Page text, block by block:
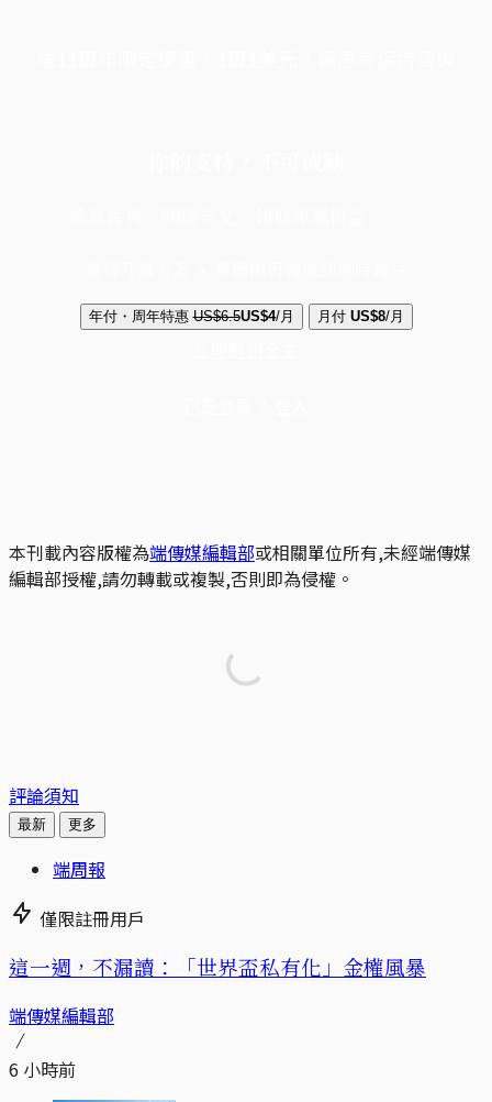
年付・周年特惠 US$6.5US$4/月 月付 US$8/月
本刊載內容版權為端傳媒編輯部或相關單位所有,未經端傳媒
編輯部授權,請勿轉載或複製,否則即為侵權。
評論須知
最新 更多
端周報
僅限註冊用戶
這一週，不漏讀：「世界盃私有化」金權風暴
端傳媒編輯部
6 小時前